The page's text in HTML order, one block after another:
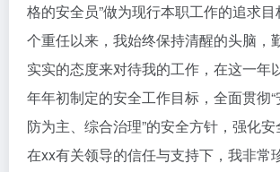
格的安全员”做为现行本职工作的追求
个重任以来，我始终保持清醒的头脑，
实实的态度来对待我的工作，在这一年
年年初制定的安全工作目标，全面贯彻
防为主、综合治理”的安全方针，强化安
在xx有关领导的信任与支持下，我非常